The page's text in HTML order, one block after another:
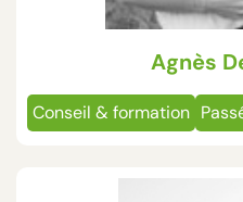
Agnès
Conseil & formation